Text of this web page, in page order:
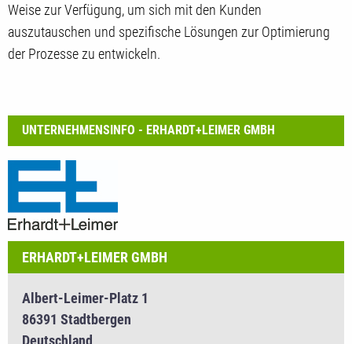
Weise zur Verfügung, um sich mit den Kunden
auszutauschen und spezifische Lösungen zur Optimierung
der Prozesse zu entwickeln.­
UNTERNEHMENSINFO - ERHARDT+LEIMER GMBH
ERHARDT+LEIMER GMBH
Albert-Leimer-Platz 1
86391 Stadtbergen